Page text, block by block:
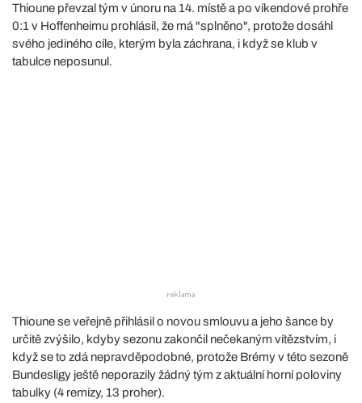
Thioune převzal tým v únoru na 14. místě a po víkendové prohře
0:1 v Hoffenheimu prohlásil, že má "splněno", protože dosáhl
svého jediného cíle, kterým byla záchrana, i když se klub v
tabulce neposunul.
Thioune se veřejně přihlásil o novou smlouvu a jeho šance by
určitě zvýšilo, kdyby sezonu zakončil nečekaným vítězstvím, i
když se to zdá nepravděpodobné, protože Brémy v této sezoně
Bundesligy ještě neporazily žádný tým z aktuální horní poloviny
tabulky (4 remízy, 13 proher).